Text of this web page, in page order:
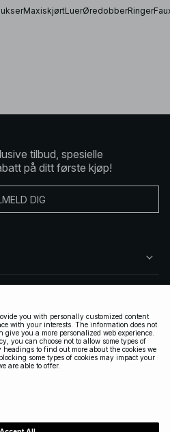
MaxiskjørtLuerØredobberRinger
tilbud, spesielle
på ditt første kjøp!
DIG